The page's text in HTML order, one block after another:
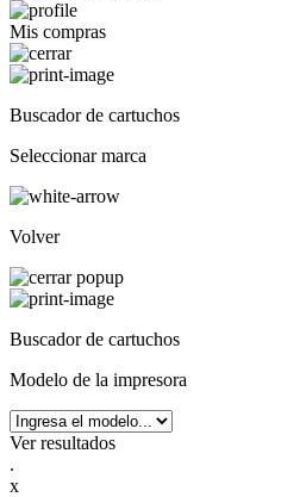
Mis compras
Buscador de cartuchos
Seleccionar marca
Volver
Buscador de cartuchos
Modelo de la impresora
Ver resultados
.
x